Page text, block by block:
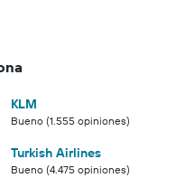
KLM
Bueno (1.555 opiniones)
Turkish Airlines
Bueno (4.475 opiniones)